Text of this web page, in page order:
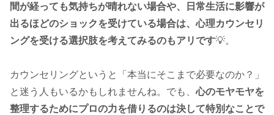
間が経っても気持ちが晴れない場合や、日常生活に影響が
出るほどのショックを受けている場合は、心理カウンセリ
ングを受ける選択肢を考えてみるのもアリです💡。
カウンセリングというと「本当にそこまで必要なのか？」
と迷う人もいるかもしれませんね。でも、心のモヤモヤを
整理するためにプロの力を借りるのは決して特別なことで